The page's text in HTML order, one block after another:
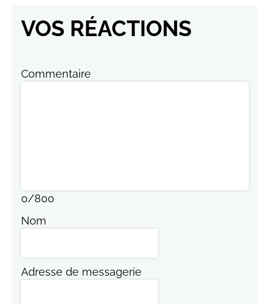
VOS RÉACTIONS
Commentaire
0/800
Nom
Adresse de messagerie